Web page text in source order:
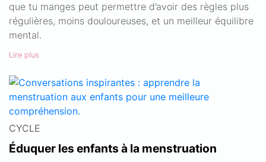
que tu manges peut permettre d’avoir des règles plus
régulières, moins douloureuses, et un meilleur équilibre
mental.
Lire plus
CYCLE
Éduquer les enfants à la menstruation